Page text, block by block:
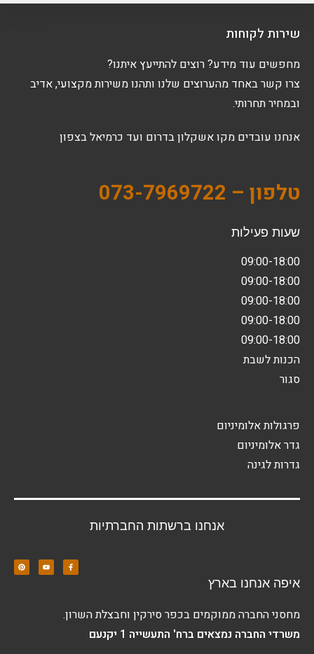
שירות לקוחות
מחפשים עוד מידע? רוצים להתייעץ איתנו?
צרו קשר באחד מהערוצים שלנו ותהנו משירות מקצועי, אדיב
ובמחיר תחרותי.
אנחנו עובדים מקו אשקלון בדרום ועד כרמיאל בצפון
טלפון – 073-7969722
שעות פעילות
09:00-18:00
09:00-18:00
09:00-18:00
09:00-18:00
09:00-18:00
הכנות לשבת
סגור
פרגולות אלומיניום
גדר אלומיניום
גדרות לגינה
אנחנו ברשתות החברתיות
איפה אנחנו בארץ
מחסני החברה ממוקמים בכפר סירקין וחבצלת השרון.
משרדי החברה נמצאים ברח' התעשייה 1 יקנעם